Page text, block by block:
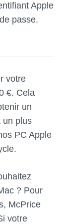
Apple
passe.
votre
€. Cela
un
un plus
PC Apple
? Pour
McPrice
votre